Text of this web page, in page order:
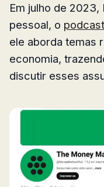
Em julho de
pessoal, o podcast
ele aborda temas
economia,
discutir esses